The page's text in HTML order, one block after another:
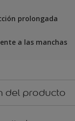
prolongada
a las manchas
del producto